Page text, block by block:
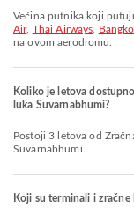
Većina putnika koji
Air, Thai Airways
na ovom aerodromu.
Koliko je letova
luka Suvarnabhumi?
Postoji 3 letova od Zračna luka Stockholm Arlanda do Zračna luka
Suvarnabhumi.
Koji su terminali i